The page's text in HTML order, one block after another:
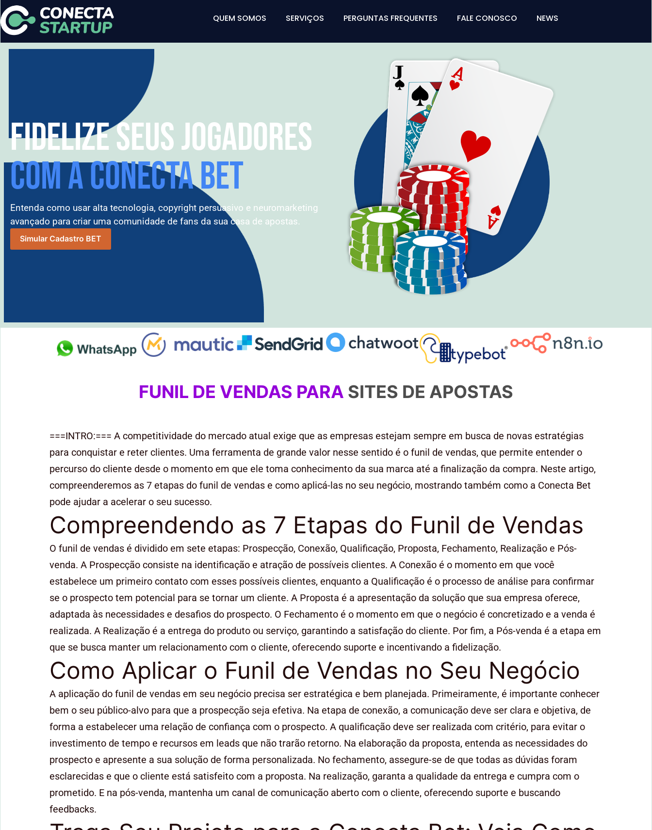
QUEM SOMOS SERVIÇOS PERGUNTAS FREQUENTES FALE CONOSCO NEWS
FIDELIZE SEUS JOGADORES
COM A CONECTA BET
Entenda como usar alta tecnologia, copyright persuasivo e neuromarketing
avançado para criar uma comunidade de fans da sua casa de apostas.
Simular Cadastro BET
FUNIL DE VENDAS PARA SITES DE APOSTAS
===INTRO:=== A competitividade do mercado atual exige que as empresas estejam sempre em busca de novas estratégias
para conquistar e reter clientes. Uma ferramenta de grande valor nesse sentido é o funil de vendas, que permite entender o
percurso do cliente desde o momento em que ele toma conhecimento da sua marca até a finalização da compra. Neste artigo,
compreenderemos as 7 etapas do funil de vendas e como aplicá-las no seu negócio, mostrando também como a Conecta Bet
pode ajudar a acelerar o seu sucesso.
Compreendendo as 7 Etapas do Funil de Vendas
O funil de vendas é dividido em sete etapas: Prospecção, Conexão, Qualificação, Proposta, Fechamento, Realização e Pós-
venda. A Prospecção consiste na identificação e atração de possíveis clientes. A Conexão é o momento em que você
estabelece um primeiro contato com esses possíveis clientes, enquanto a Qualificação é o processo de análise para confirmar
se o prospecto tem potencial para se tornar um cliente. A Proposta é a apresentação da solução que sua empresa oferece,
adaptada às necessidades e desafios do prospecto. O Fechamento é o momento em que o negócio é concretizado e a venda é
realizada. A Realização é a entrega do produto ou serviço, garantindo a satisfação do cliente. Por fim, a Pós-venda é a etapa em
que se busca manter um relacionamento com o cliente, oferecendo suporte e incentivando a fidelização.
Como Aplicar o Funil de Vendas no Seu Negócio
A aplicação do funil de vendas em seu negócio precisa ser estratégica e bem planejada. Primeiramente, é importante conhecer
bem o seu público-alvo para que a prospecção seja efetiva. Na etapa de conexão, a comunicação deve ser clara e objetiva, de
forma a estabelecer uma relação de confiança com o prospecto. A qualificação deve ser realizada com critério, para evitar o
investimento de tempo e recursos em leads que não trarão retorno. Na elaboração da proposta, entenda as necessidades do
prospecto e apresente a sua solução de forma personalizada. No fechamento, assegure-se de que todas as dúvidas foram
esclarecidas e que o cliente está satisfeito com a proposta. Na realização, garanta a qualidade da entrega e cumpra com o
prometido. E na pós-venda, mantenha um canal de comunicação aberto com o cliente, oferecendo suporte e buscando
feedbacks.